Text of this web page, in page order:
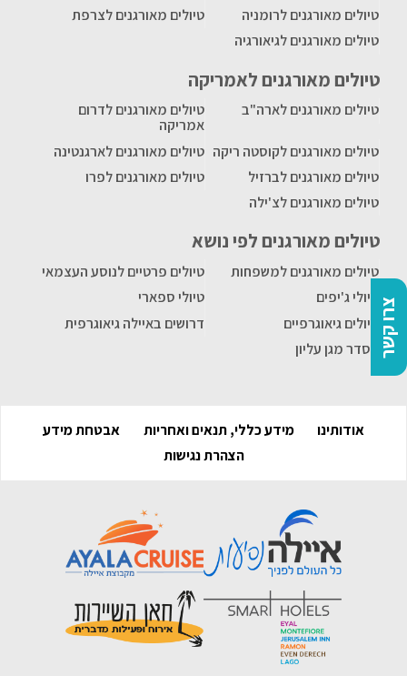
צרו קשר
טיולים מאורגנים לרומניה
טיולים מאורגנים לצרפת
טיולים מאורגנים לגיאורגיה
טיולים מאורגנים לאמריקה
טיולים מאורגנים לארה"ב
טיולים מאורגנים לדרום
אמריקה
טיולים מאורגנים לקוסטה ריקה טיולים מאורגנים לארגנטינה
טיולים מאורגנים לברזיל
טיולים מאורגנים לפרו
טיולים מאורגנים לצ'ילה
טיולים מאורגנים לפי נושא
טיולים מאורגנים למשפחות
טיולים פרטיים לנוסע העצמאי
טיולי ג'יפים
טיולי ספארי
טיולים גיאוגרפיים
דרושים באיילה גיאוגרפית
הסדר מגן עליון
אודותינו מידע כללי, תנאים ואחריות
אבטחת מידע
הצהרת נגישות